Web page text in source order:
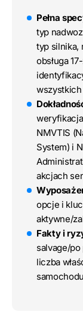
Pełna
typ
typ silnika,
obsługa
NMVTIS
System) i
akcjach
opcje i
aktywne/
Fakty i
salvage/
liczba